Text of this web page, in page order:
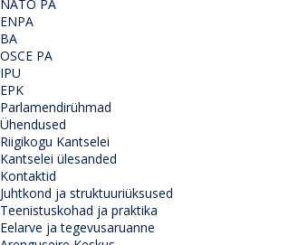
NATO PA
ENPA
BA
OSCE PA
IPU
EPK
Parlamendirühmad
Ühendused
Riigikogu Kantselei
Kantselei ülesanded
Kontaktid
Juhtkond ja struktuuriüksused
Teenistuskohad ja praktika
Eelarve ja tegevusaruanne